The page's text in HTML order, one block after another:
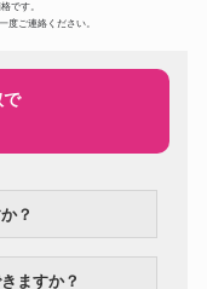
297,500円
です。
度ご連絡ください。
で
？
ますか？